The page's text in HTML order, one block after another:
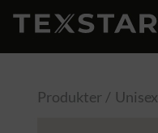
Produkter Unisex